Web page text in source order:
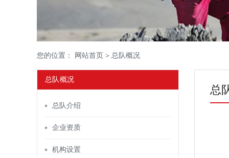
您的位置： 网站首页 > 总队概况
总队概况
总队介绍
企业资质
机构设置
总